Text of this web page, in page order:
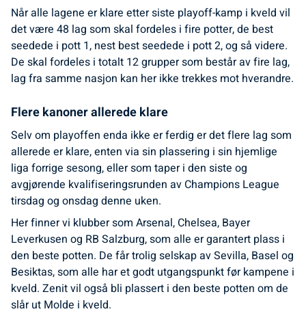
Når alle lagene er klare etter siste playoff-kamp i kveld vil
det være 48 lag som skal fordeles i fire potter, de best
seedede i pott 1, nest best seedede i pott 2, og så videre.
De skal fordeles i totalt 12 grupper som består av fire lag,
lag fra samme nasjon kan her ikke trekkes mot hverandre.
Flere kanoner allerede klare
Selv om playoffen enda ikke er ferdig er det flere lag som
allerede er klare, enten via sin plassering i sin hjemlige
liga forrige sesong, eller som taper i den siste og
avgjørende kvalifiseringsrunden av Champions League
tirsdag og onsdag denne uken.
Her finner vi klubber som Arsenal, Chelsea, Bayer
Leverkusen og RB Salzburg, som alle er garantert plass i
den beste potten. De får trolig selskap av Sevilla, Basel og
Besiktas, som alle har et godt utgangspunkt før kampene i
kveld. Zenit vil også bli plassert i den beste potten om de
slår ut Molde i kveld.